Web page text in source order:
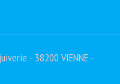
- 38200 VIENNE -